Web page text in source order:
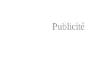
Publicité